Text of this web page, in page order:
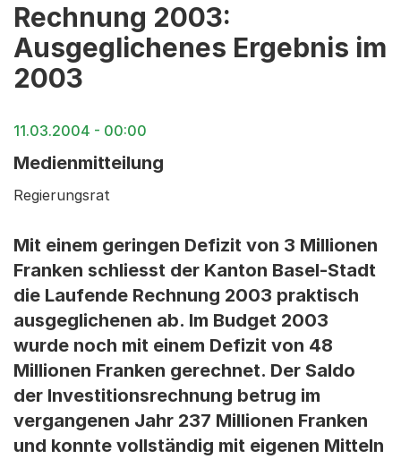
Rechnung 2003:
Ausgeglichenes Ergebnis im
2003
11.03.2004 - 00:00
Medienmitteilung
Regierungsrat
Mit einem geringen Defizit von 3 Millionen
Franken schliesst der Kanton Basel-Stadt
die Laufende Rechnung 2003 praktisch
ausgeglichenen ab. Im Budget 2003
wurde noch mit einem Defizit von 48
Millionen Franken gerechnet. Der Saldo
der Investitionsrechnung betrug im
vergangenen Jahr 237 Millionen Franken
und konnte vollständig mit eigenen Mitteln